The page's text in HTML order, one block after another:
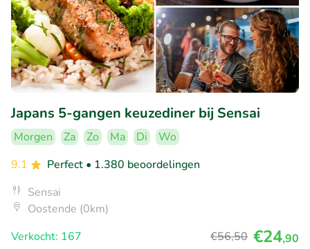
Japans 5-gangen keuzediner bij Sensai
Morgen Za Zo Ma Di
Wo
9.1
Perfect • 1.380 beoordelingen
Sensai
Oostende (0km)
Verkocht: 167
€56,50 €24,90